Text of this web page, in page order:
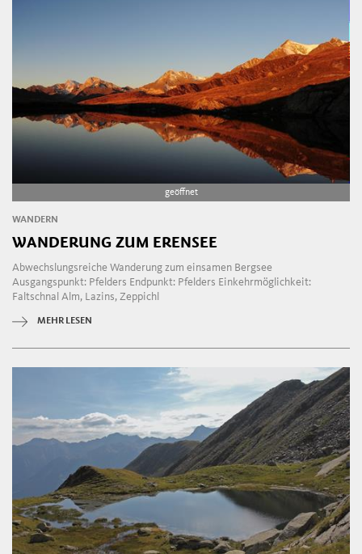
geöffnet
WANDERN
WANDERUNG ZUM ERENSEE
Abwechslungsreiche Wanderung zum einsamen Bergsee
Ausgangspunkt: Pfelders Endpunkt: Pfelders Einkehrmöglichkeit:
Faltschnal Alm, Lazins, Zeppichl
MEHR LESEN